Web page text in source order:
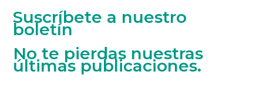
Suscríbete a nuestro
boletín
No te pierdas nuestras
últimas publicaciones.